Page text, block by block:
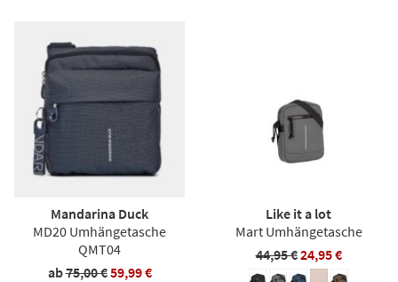
Mandarina Duck
MD20 Umhängetasche
QMT04
ab75,00 €59,99 €
Like it a lot
Mart Umhängetasche
44,95 €24,95 €